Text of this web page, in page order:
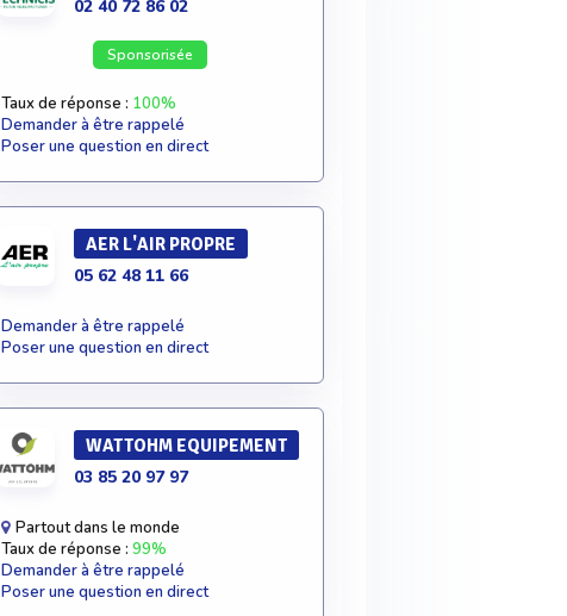
02 40 72 86 02
Sponsorisée
Taux de réponse : 100%
Demander à être rappelé
Poser une question en direct
AER L'AIR PROPRE
05 62 48 11 66
Demander à être rappelé
Poser une question en direct
WATTOHM EQUIPEMENT
03 85 20 97 97
Partout dans le monde
Taux de réponse : 99%
Demander à être rappelé
Poser une question en direct